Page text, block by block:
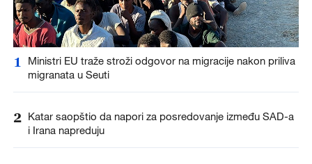
1
Ministri EU traže stroži odgovor na migracije nakon priliva
migranata u Seuti
2 Katar saopštio da napori za posredovanje između SAD-a
i Irana napreduju